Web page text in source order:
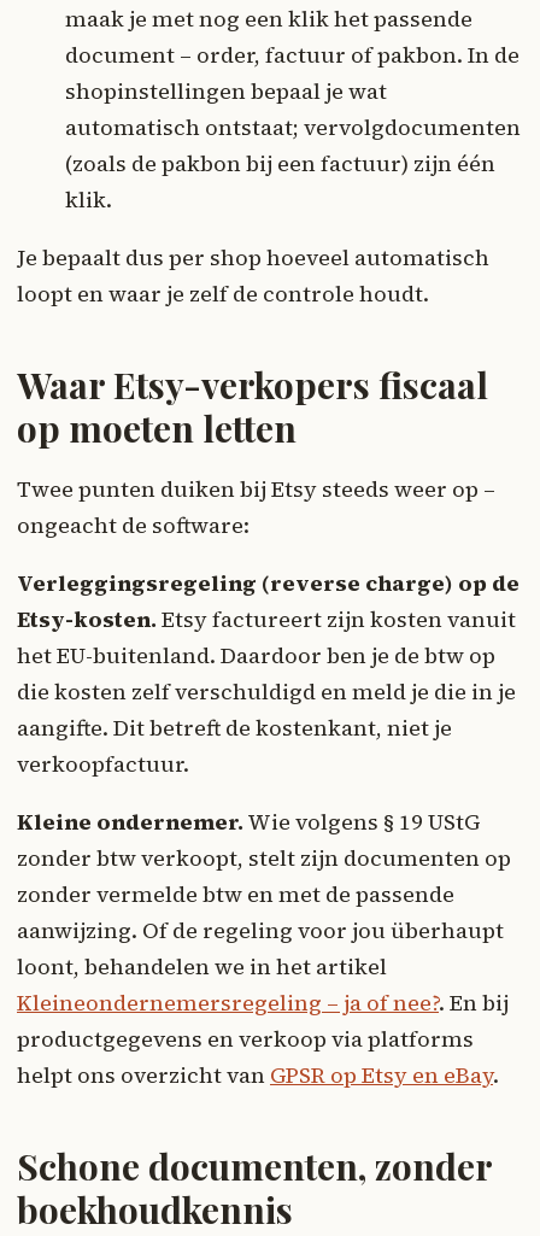
maak je met nog een klik het passende
document – order, factuur of pakbon. In de
shopinstellingen bepaal je wat
automatisch ontstaat; vervolgdocumenten
(zoals de pakbon bij een factuur) zijn één
klik.
Je bepaalt dus per shop hoeveel automatisch
loopt en waar je zelf de controle houdt.
Waar Etsy-verkopers fiscaal
op moeten letten
Twee punten duiken bij Etsy steeds weer op –
ongeacht de software:
Verleggingsregeling (reverse charge) op de
Etsy-kosten. Etsy factureert zijn kosten vanuit
het EU-buitenland. Daardoor ben je de btw op
die kosten zelf verschuldigd en meld je die in je
aangifte. Dit betreft de kostenkant, niet je
verkoopfactuur.
Kleine ondernemer. Wie volgens § 19 UStG
zonder btw verkoopt, stelt zijn documenten op
zonder vermelde btw en met de passende
aanwijzing. Of de regeling voor jou überhaupt
loont, behandelen we in het artikel
Kleineondernemersregeling – ja of nee?. En bij
productgegevens en verkoop via platforms
helpt ons overzicht van GPSR op Etsy en eBay.
Schone documenten, zonder
boekhoudkennis